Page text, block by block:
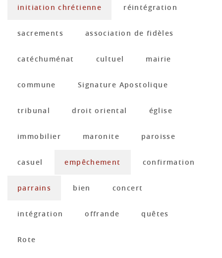
initiation chrétienne réintégration
sacrements association de fidèles
catéchuménat cultuel mairie
commune Signature Apostolique
tribunal droit oriental église
immobilier maronite paroisse
casuel empêchement confirmation
parrains bien concert
intégration offrande quêtes
Rote